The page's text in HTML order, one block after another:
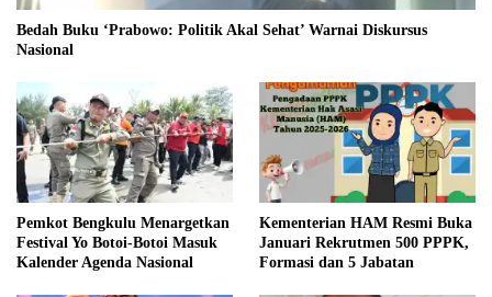
Bedah Buku ‘Prabowo: Politik Akal Sehat’ Warnai Diskursus
Nasional
Pemkot Bengkulu Menargetkan
Festival Yo Botoi-Botoi Masuk
Kalender Agenda Nasional
Kementerian HAM Resmi Buka
Januari Rekrutmen 500 PPPK,
Formasi dan 5 Jabatan